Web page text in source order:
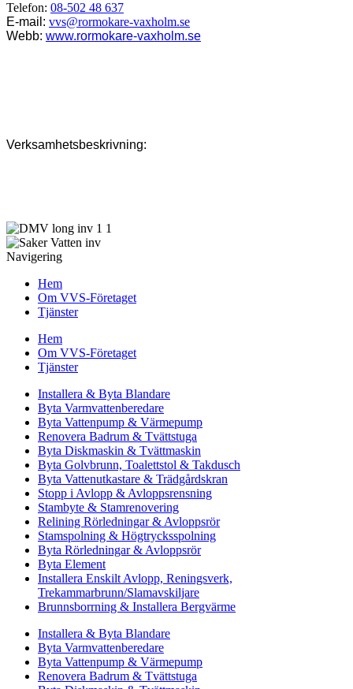
Telefon: 08-502 48 637
E-mail: vvs@rormokare-vaxholm.se
Webb: www.rormokare-vaxholm.se
Verksamhetsbeskrivning:
Navigering
Hem
Om VVS-Företaget
Tjänster
Hem
Om VVS-Företaget
Tjänster
Installera & Byta Blandare
Byta Varmvattenberedare
Byta Vattenpump & Värmepump
Renovera Badrum & Tvättstuga
Byta Diskmaskin & Tvättmaskin
Byta Golvbrunn, Toalettstol & Takdusch
Byta Vattenutkastare & Trädgårdskran
Stopp i Avlopp & Avloppsrensning
Stambyte & Stamrenovering
Relining Rörledningar & Avloppsrör
Stamspolning & Högtrycksspolning
Byta Rörledningar & Avloppsrör
Byta Element
Installera Enskilt Avlopp, Reningsverk,
Trekammarbrunn/Slamavskiljare
Brunnsborrning & Installera Bergvärme
Installera & Byta Blandare
Byta Varmvattenberedare
Byta Vattenpump & Värmepump
Renovera Badrum & Tvättstuga